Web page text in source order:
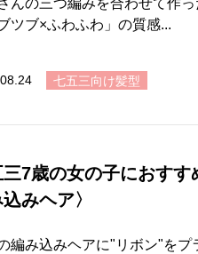
ツブ×ふわふわ」の質感...
七五三向け髪型
7歳の女の子におすす
みヘア〉
編み込みヘアに"リボン"をプ